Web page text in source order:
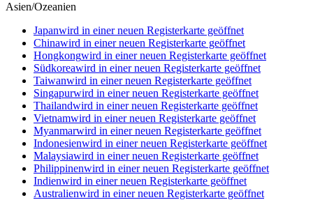
Asien/Ozeanien
Japanwird in einer neuen Registerkarte geöffnet
Chinawird in einer neuen Registerkarte geöffnet
Hongkongwird in einer neuen Registerkarte geöffnet
Südkoreawird in einer neuen Registerkarte geöffnet
Taiwanwird in einer neuen Registerkarte geöffnet
Singapurwird in einer neuen Registerkarte geöffnet
Thailandwird in einer neuen Registerkarte geöffnet
Vietnamwird in einer neuen Registerkarte geöffnet
Myanmarwird in einer neuen Registerkarte geöffnet
Indonesienwird in einer neuen Registerkarte geöffnet
Malaysiawird in einer neuen Registerkarte geöffnet
Philippinenwird in einer neuen Registerkarte geöffnet
Indienwird in einer neuen Registerkarte geöffnet
Australienwird in einer neuen Registerkarte geöffnet